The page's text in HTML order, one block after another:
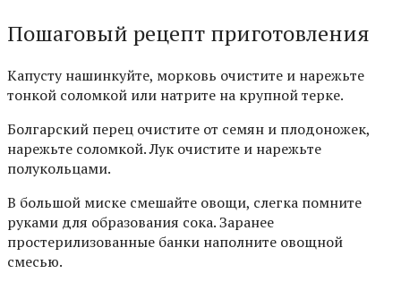
Пошаговый рецепт приготовления
Капусту нашинкуйте, морковь очистите и нарежьте
тонкой соломкой или натрите на крупной терке.
Болгарский перец очистите от семян и плодоножек,
нарежьте соломкой. Лук очистите и нарежьте
полукольцами.
В большой миске смешайте овощи, слегка помните
руками для образования сока. Заранее
простерилизованные банки наполните овощной
смесью.